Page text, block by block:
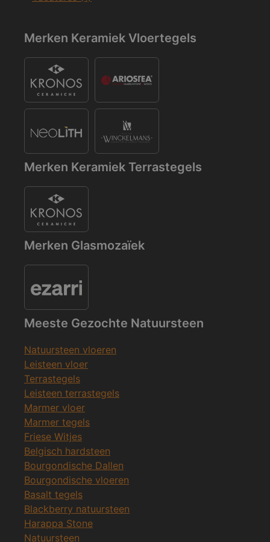
Merken Keramiek Vloertegels
Merken Keramiek Terrastegels
Merken Glasmozaïek
Meeste Gezochte Natuursteen
Natuursteen vloeren
Leisteen vloer
Terrastegels
Leisteen terrastegels
Marmer vloer
Marmer tegels
Friese Witjes
Belgisch hardsteen
Bourgondische Dallen
Bourgondische vloeren
Basalt tegels
Blackberry natuursteen
Harappa Stone
Natuursteen